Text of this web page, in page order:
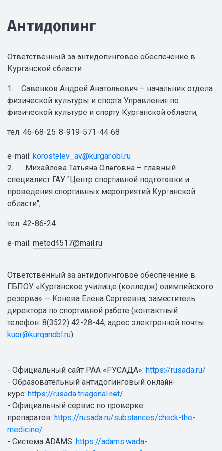
Антидопинг
Ответственный за антидопинговое обеспечение в
Курганской области
1. Савенков Андрей Анатольевич – начальник отдела
физической культуры и спорта Управления по
физической культуре и спорту Курганской области,
тел. 46-68-25, 8-919-571-44-68
e-mail: korostelev_av@kurganobl.ru
2. Михайлова Татьяна Олеговна – главный
специалист ГАУ "Центр спортивной подготовки и
проведения спортивных мероприятий Курганской
области",
тел. 42-86-24
e-mail: metod4517@mail.ru
Ответственный за антидопинговое обеспечение в
ГБПОУ «Курганское училище (колледж) олимпийского
резерва» — Конева Елена Сергеевна, заместитель
директора по спортивной работе (контактный
телефон: 8(3522) 42-28-44, адрес электронной почты:
kuor@kurganobl.ru).
- Официальный сайт РАА «РУСАДА»: https://rusada.ru/
- Образовательный антидопинговый онлайн-
курс: https://rusada.triagonal.net/
- Официальный сервис по проверке
препаратов: https://rusada.ru/substances/check-the-
medicine/
- Система ADAMS: https://adams.wada-